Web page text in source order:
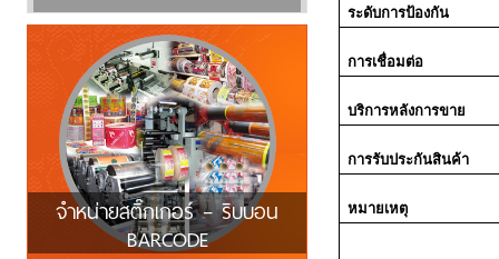
จำหน่ายสติ๊กเกอร์ – ริบบอน
BARCODE
ระดับการป้องกัน
การเชื่อมต่อ
บริการหลังการขาย
การรับประกันสินค้า
หมายเหตุ